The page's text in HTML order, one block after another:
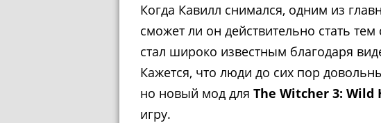
Когда Кавилл снимался, одним из
сможет ли он действительно стать
стал широко известным благодаря
Кажется, что люди до сих пор
но новый мод для The Witcher 3: Wild
игру.